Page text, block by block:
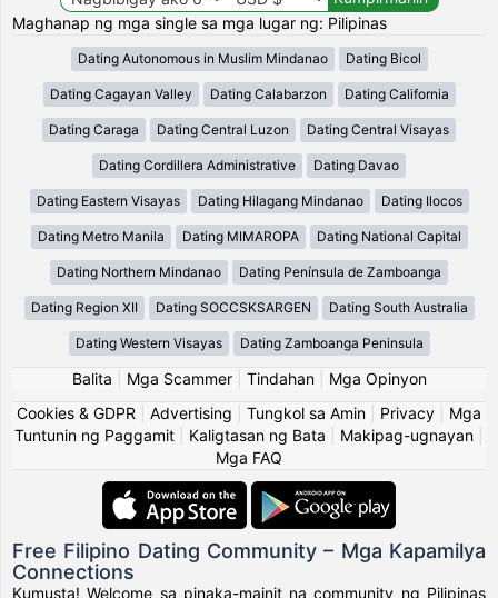
Maghanap ng mga single sa mga lugar ng: Pilipinas
Dating Autonomous in Muslim Mindanao Dating Bicol
Dating Cagayan Valley Dating Calabarzon Dating California
Dating Caraga Dating Central Luzon Dating Central Visayas
Dating Cordillera Administrative Dating Davao
Dating Eastern Visayas Dating Hilagang Mindanao Dating Ilocos
Dating Metro Manila Dating MIMAROPA Dating National Capital
Dating Northern Mindanao Dating Península de Zamboanga
Dating Region XII Dating SOCCSKSARGEN Dating South Australia
Dating Western Visayas Dating Zamboanga Peninsula
Balita Mga Scammer| Tindahan| Mga Opinyon
Cookies & GDPR
Advertising Tungkol sa Amin Privacy
Mga
Tuntunin ng Paggamit
Kaligtasan ng Bata Makipag-ugnayan
Mga FAQ
Free Filipino Dating Community – Mga Kapamilya
Connections
Kumusta! Welcome sa pinaka-mainit na community ng Pilipinas